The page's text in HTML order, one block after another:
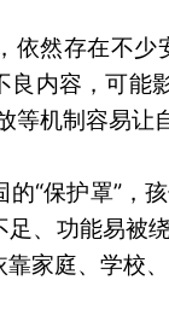
依然存在不
内容，可能
等机制容易让
“保护罩”，
、功能易被
家庭、学校